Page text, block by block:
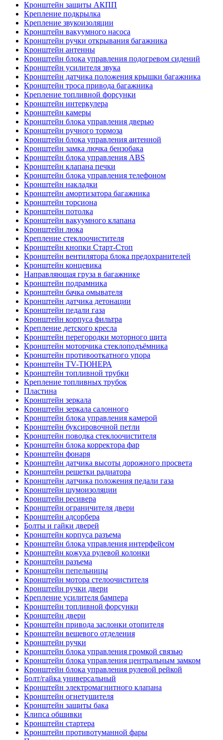
Кронштейн защиты АКПП
Крепление подкрылка
Крепление звукоизоляции
Кронштейн вакуумного насоса
Кронштейн ручки открывания багажника
Кронштейн антенны
Кронштейн блока управления подогревом сидений
Кронштейн усилителя звука
Кронштейн датчика положения крышки багажника
Кронштейн троса привода багажника
Крепление топливной форсунки
Кронштейн интеркулера
Кронштейн камеры
Кронштейн блока управления дверью
Кронштейн ручного тормоза
Кронштейн блока управления антенной
Кронштейн замка лючка бензобака
Кронштейн блока управления ABS
Кронштейн клапана печки
Кронштейн блока управления телефоном
Кронштейн накладки
Кронштейн амортизатора багажника
Кронштейн торсиона
Кронштейн потолка
Кронштейн вакуумного клапана
Кронштейн люка
Крепление стеклоочистителя
Кронштейн кнопки Старт-Стоп
Кронштейн вентилятора блока предохранителей
Кронштейн концевика
Направляющая груза в багажнике
Кронштейн подрамника
Кронштейн бачка омывателя
Кронштейн датчика детонации
Кронштейн педали газа
Кронштейн корпуса фильтра
Крепление детского кресла
Кронштейн перегородки моторного щита
Кронштейн моторчика стеклоподъёмника
Кронштейн противооткатного упора
Кронштейн TV-ТЮНЕРА
Кронштейн топливной трубки
Крепление топливных трубок
Пластина
Кронштейн зеркала
Кронштейн зеркала салонного
Кронштейн блока управления камерой
Кронштейн буксировочной петли
Кронштейн поводка стеклоочистителя
Кронштейн блока корректора фар
Кронштейн фонаря
Кронштейн датчика высоты дорожного просвета
Кронштейн решетки радиатора
Кронштейн датчика положения педали газа
Кронштейн шумоизоляции
Кронштейн ресивера
Кронштейн ограничителя двери
Кронштейн адсорбера
Болты и гайки дверей
Кронштейн корпуса разъема
Кронштейн блока управления интерфейсом
Кронштейн кожуха рулевой колонки
Кронштейн разъема
Кронштейн пепельницы
Кронштейн мотора стелоочистителя
Кронштейн ручки двери
Крепление усилителя бампера
Кронштейн топливной форсунки
Кронштейн двери
Кронштейн привода заслонки отопителя
Кронштейн вещевого отделения
Кронштейн ручки
Кронштейн блока управления громкой связью
Кронштейн блока управления центральным замком
Кронштейн блока управления рулевой рейкой
Болт/гайка универсальный
Кронштейн электромагнитного клапана
Кронштейн огнетушителя
Кронштейн защиты бака
Клипса обшивки
Кронштейн стартера
Кронштейн противотуманной фары